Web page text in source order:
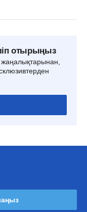
отырыңыз
жаңалықтарынан,